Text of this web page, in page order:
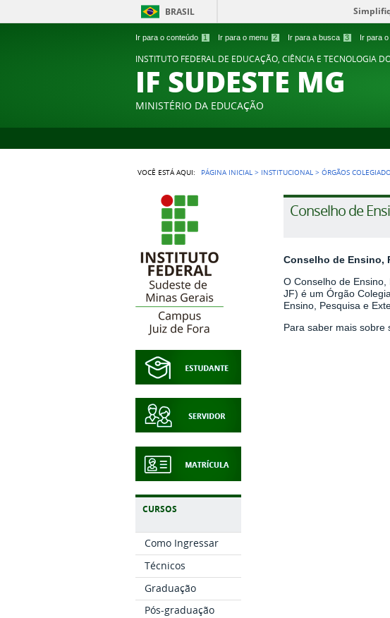
Ir para o conteúdo 1 Ir para o menu 2 Ir para a busca 3 Ir para
BRASIL
INSTITUTO FEDERAL DE EDUCAÇÃO, CIÊNCIA E TECNOLOGIA
IF SUDESTE MG
MINISTÉRIO DA EDUCAÇÃO
VOCÊ ESTÁ AQUI: PÁGINA INICIAL > INSTITUCIONAL >ÓRGÃOS
CURSOS
Como Ingressar
Técnicos
Graduação
Pós-graduação
Conselho de
Conselho de Ensino,
O Conselho de
JF) é um Órgão
Ensino, Pesquisa e
Para saber mais sobre